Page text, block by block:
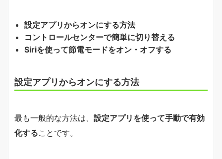
設定アプリからオンにする方法
コントロールセンターで簡単に切り替える
Siriを使って節電モードをオン・オフする
設定アプリからオンにする方法
最も一般的な方法は、 設定アプリを使って手動で有効
化することです。